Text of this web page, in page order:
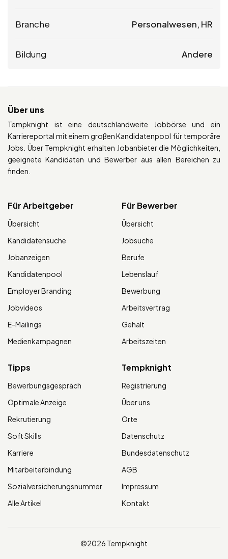
Branche Personalwesen, HR
Bildung Andere
Über uns
Tempknight ist eine deutschlandweite Jobbörse und ein
Karriereportal mit einem großen Kandidatenpool für temporäre
Jobs. Über Tempknight erhalten Jobanbieter die Möglichkeiten,
geeignete Kandidaten und Bewerber aus allen Bereichen zu
finden.
Für Arbeitgeber
Übersicht
Kandidatensuche
Jobanzeigen
Kandidatenpool
Employer Branding
Jobvideos
E-Mailings
Medienkampagnen
Für Bewerber
Übersicht
Jobsuche
Berufe
Lebenslauf
Bewerbung
Arbeitsvertrag
Gehalt
Arbeitszeiten
Tipps
Bewerbungsgespräch
Optimale Anzeige
Rekrutierung
Soft Skills
Karriere
Mitarbeiterbindung
Sozialversicherungsnummer
Alle Artikel
Tempknight
Registrierung
Über uns
Orte
Datenschutz
Bundesdatenschutz
AGB
Impressum
Kontakt
©2026 Tempknight